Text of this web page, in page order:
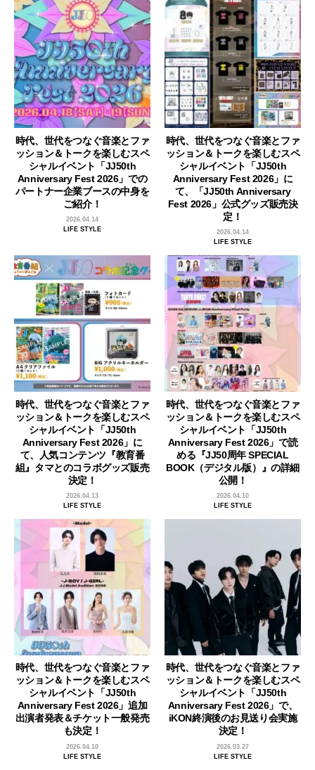
時代、世代をつなぐ音楽とファ
ッション＆トークを楽しむスペ
シャルイベント「JJ50th
Anniversary Fest 2026」での
パートナー企業ブースの中身を
ご紹介！
2026.04.14
LIFE STYLE
時代、世代をつなぐ音楽とファ
ッション＆トークを楽しむスペ
シャルイベント「JJ50th
Anniversary Fest 2026」に
て、「JJ50th Anniversary
Fest 2026」公式グッズ販売決
定！
2026.04.14
LIFE STYLE
時代、世代をつなぐ音楽とファ
ッション＆トークを楽しむスペ
シャルイベント「JJ50th
Anniversary Fest 2026」に
て、人気コンテンツ『教育番
組』タマとのコラボグッズ販売
決定！
2026.04.13
LIFE STYLE
時代、世代をつなぐ音楽とファ
ッション＆トークを楽しむスペ
シャルイベント「JJ50th
Anniversary Fest 2026」で読
める『JJ50周年 SPECIAL
BOOK（デジタル版）』の詳細
公開！
2026.04.10
LIFE STYLE
時代、世代をつなぐ音楽とファ
ッション＆トークを楽しむスペ
シャルイベント「JJ50th
Anniversary Fest 2026」追加
出演者発表＆チケット一般発売
も決定！
2026.04.10
LIFE STYLE
時代、世代をつなぐ音楽とファ
ッション＆トークを楽しむスペ
シャルイベント「JJ50th
Anniversary Fest 2026」で、
iKON終演後のお見送り会実施
決定！
2026.03.27
LIFE STYLE